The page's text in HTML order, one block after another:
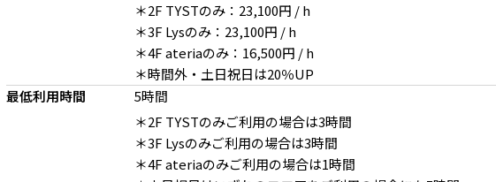
2F キャビネットをデスクや化粧台として撮影することも 2F 窓際の小さなカウンターが日常のワンシーンを演出
＊2F TYSTのみ：23,100円 / h
＊3F Lysのみ：23,100円 / h
＊4F ateriaのみ：16,500円 / h
＊時間外・土日祝日は20％UP
最低利用時間
5時間
＊2F TYSTのみご利用の場合は3時間
＊3F Lysのみご利用の場合は3時間
＊4F ateriaのみご利用の場合は1時間